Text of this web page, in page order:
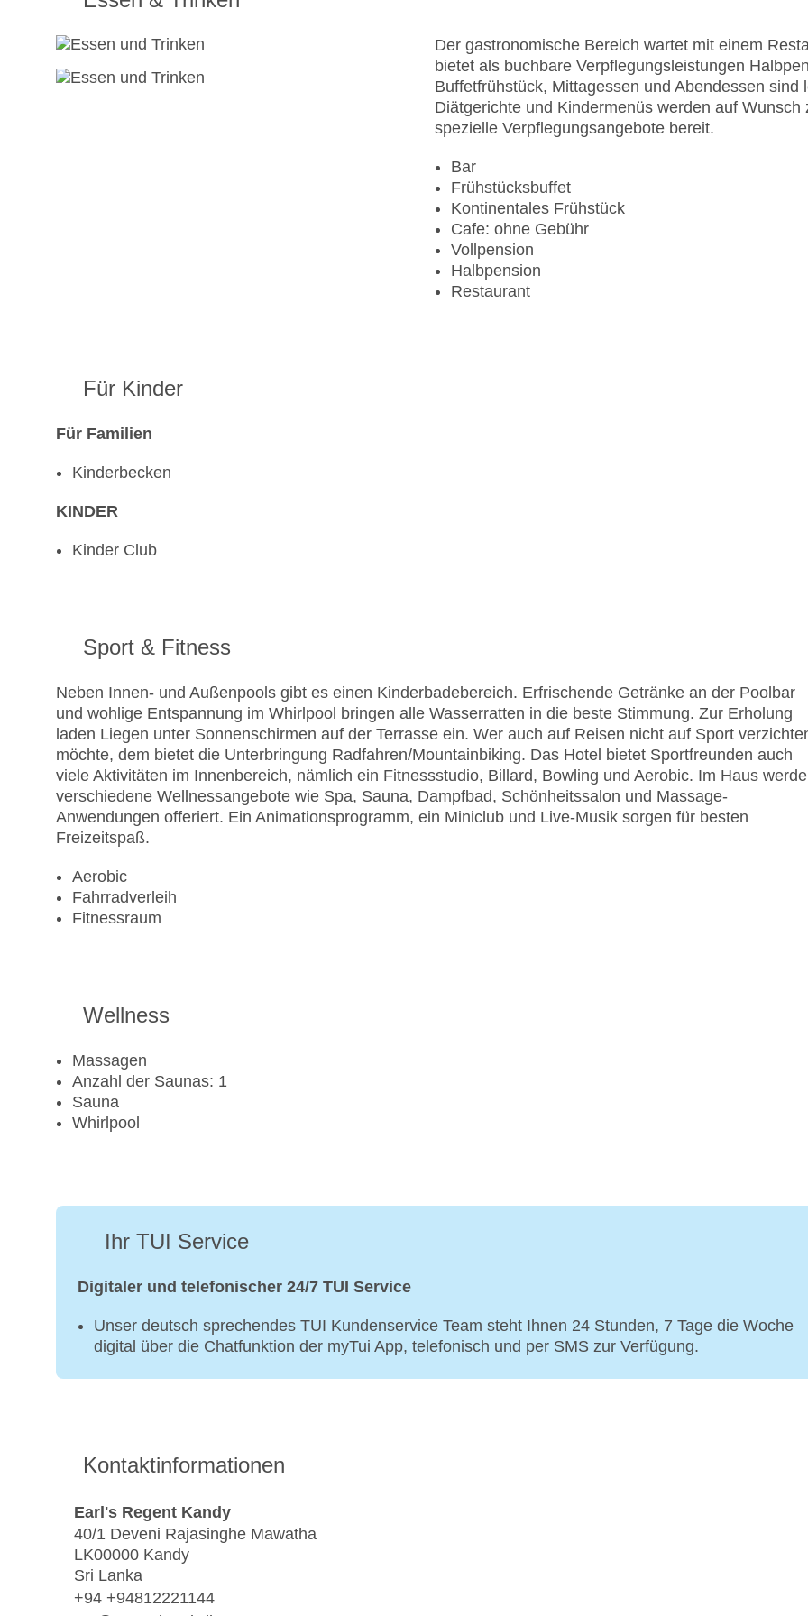
Der gastronomische Bereich wartet mit einem
bietet als buchbare Verpflegungsleistungen
Buffetfrühstück, Mittagessen und Abendessen
Diätgerichte und Kindermenüs werden auf
spezielle Verpflegungsangebote bereit.
Bar
Frühstücksbuffet
Kontinentales Frühstück
Cafe: ohne Gebühr
Vollpension
Halbpension
Restaurant
Für Kinder
Für Familien
Kinderbecken
KINDER
Kinder Club
Sport & Fitness
Neben Innen- und Außenpools gibt es einen Kinderbadebereich. Erfrischende Getränke an der Poolbar
und wohlige Entspannung im Whirlpool bringen alle Wasserratten in die beste Stimmung. Zur Erholung
laden Liegen unter Sonnenschirmen auf der Terrasse ein. Wer auch auf Reisen nicht auf Sport
möchte, dem bietet die Unterbringung Radfahren/Mountainbiking. Das Hotel bietet Sportfreunden auch
viele Aktivitäten im Innenbereich, nämlich ein Fitnessstudio, Billard, Bowling und Aerobic. Im Haus
verschiedene Wellnessangebote wie Spa, Sauna, Dampfbad, Schönheitssalon und Massage-
Anwendungen offeriert. Ein Animationsprogramm, ein Miniclub und Live-Musik sorgen für besten
Freizeitspaß.
Aerobic
Fahrradverleih
Fitnessraum
Wellness
Massagen
Anzahl der Saunas: 1
Sauna
Whirlpool
Ihr TUI Service
Digitaler und telefonischer 24/7 TUI Service
Unser deutsch sprechendes TUI Kundenservice Team steht Ihnen 24 Stunden, 7 Tage die Woche
digital über die Chatfunktion der myTui App, telefonisch und per SMS zur Verfügung.
Kontaktinformationen
Earl's Regent Kandy
40/1 Deveni Rajasinghe Mawatha
LK00000 Kandy
Sri Lanka
+94 +94812221144